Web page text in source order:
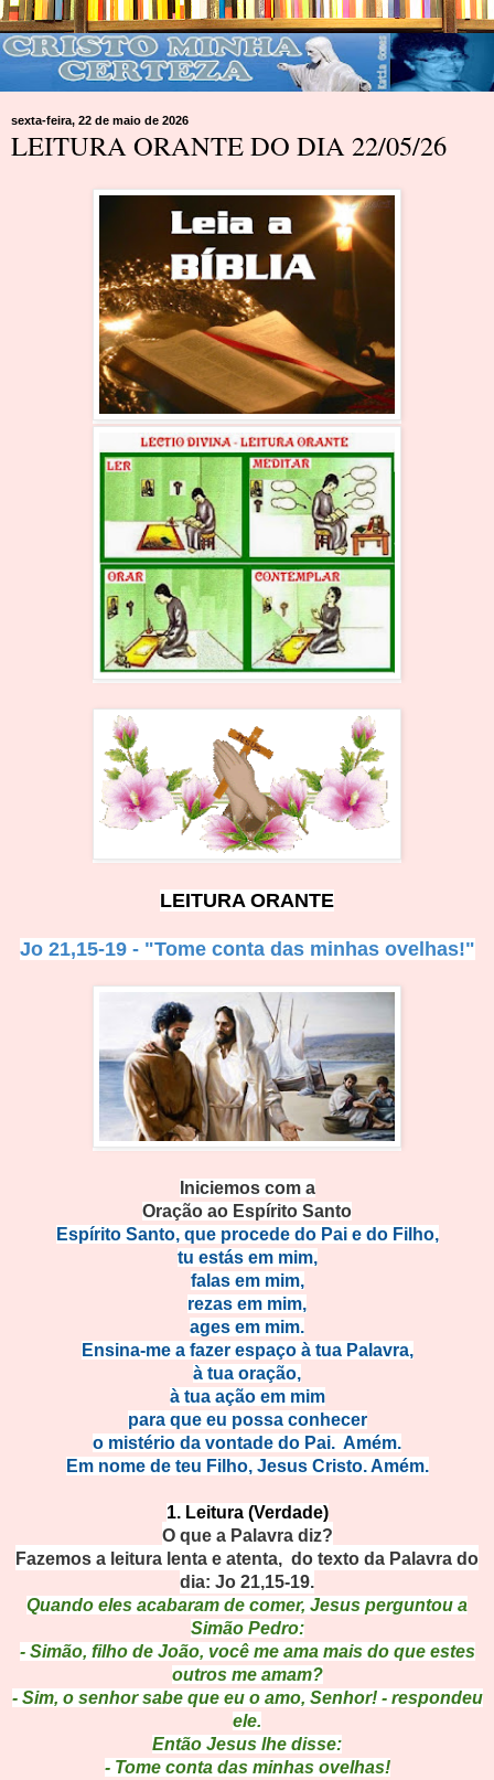
sexta-feira, 22 de maio de 2026
LEITURA ORANTE DO DIA 22/05/26
LEITURA ORANTE
Jo 21,15-19 - "Tome conta das minhas ovelhas!"
Iniciemos com a
Oração ao Espírito Santo
Espírito Santo, que procede do Pai e do Filho,
tu estás em mim,
falas em mim,
rezas em mim,
ages em mim.
Ensina-me a fazer espaço à tua Palavra,
à tua oração,
à tua ação em mim
para que eu possa conhecer
o mistério da vontade do Pai. Amém.
Em nome de teu Filho, Jesus Cristo. Amém.
1. Leitura (Verdade)
O que a Palavra diz?
Fazemos a leitura lenta e atenta, do texto da Palavra do
dia: Jo 21,15-19.
Quando eles acabaram de comer, Jesus perguntou a
Simão Pedro:
- Simão, filho de João, você me ama mais do que estes
outros me amam?
- Sim, o senhor sabe que eu o amo, Senhor! - respondeu
ele.
Então Jesus lhe disse:
- Tome conta das minhas ovelhas!